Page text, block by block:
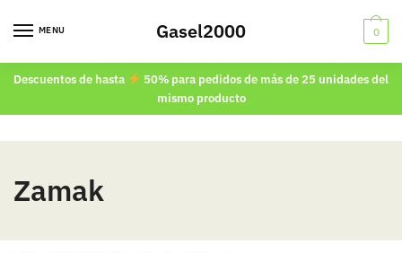
MENU Gasel2000 0
Descuentos de hasta
50% para pedidos de más de 25 unidades del
mismo producto
Zamak